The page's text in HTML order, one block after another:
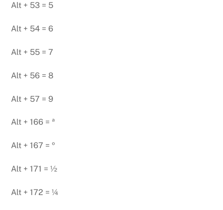
Alt + 53 = 5
Alt + 54 = 6
Alt + 55 = 7
Alt + 56 = 8
Alt + 57 = 9
Alt + 166 = ª
Alt + 167 = º
Alt + 171 = ½
Alt + 172 = ¼